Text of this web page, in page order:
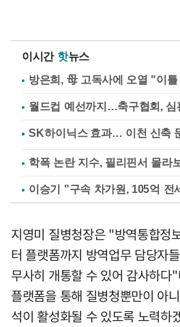
이시간 핫뉴스
방은희, 母 고독사에 오열 "이
월드컵 예선까지…축구협회, 심
학폭 논란 지수, 필리핀서 몰라
이승기 "구속 차가원, 105억 전
지영미 질병청장은 "방역통합정
터 플랫폼까지 방역업무 담당자
무사히 개통할 수 있어 감사하다
플랫폼을 통해 질병청뿐만이 아
석이 활성화될 수 있도록 노력하